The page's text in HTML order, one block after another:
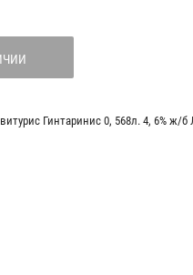
Гинтаринис 0, 568л. 4, 6% ж/б